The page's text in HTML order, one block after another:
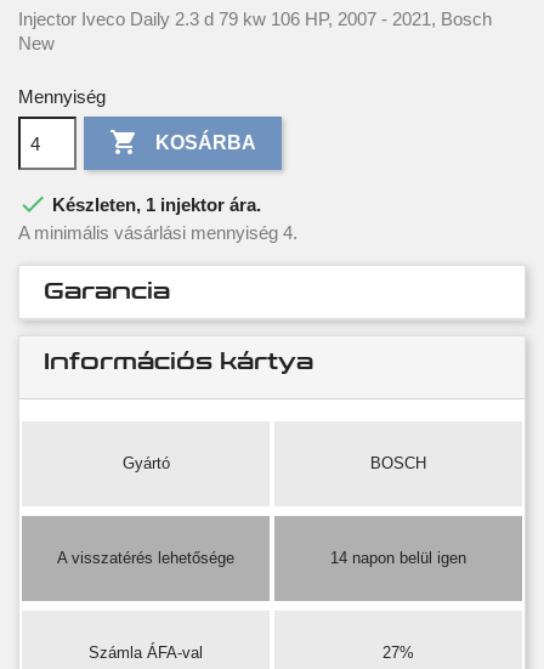
Injector Iveco Daily 2.3 d 79 kw 106 HP, 2007 - 2021, Bosch
New
Mennyiség
 KOSÁRBA
 Készleten, 1 injektor ára.
A minimális vásárlási mennyiség 4.
Garancia
Információs kártya
Gyártó BOSCH
A visszatérés lehetősége 14 napon belül igen
Számla ÁFA-val 27%